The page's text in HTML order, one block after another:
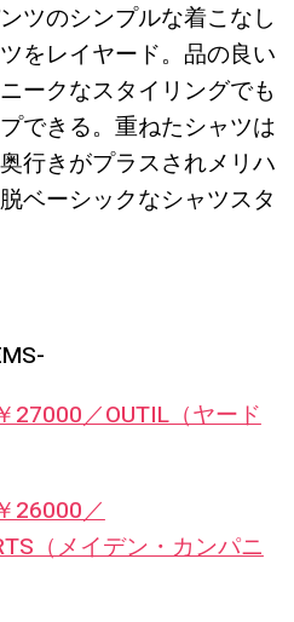
ツのシンプルな着こなし
をレイヤード。品の良い
ークなスタイリングでも
できる。重ねたシャツは
行きがプラスされメリハ
ベーシックなシャツスタ
27000／OUTIL（ヤード
26000／
（メイデン・カンパニ